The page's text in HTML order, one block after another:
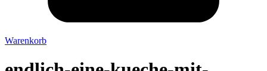
Warenkorb